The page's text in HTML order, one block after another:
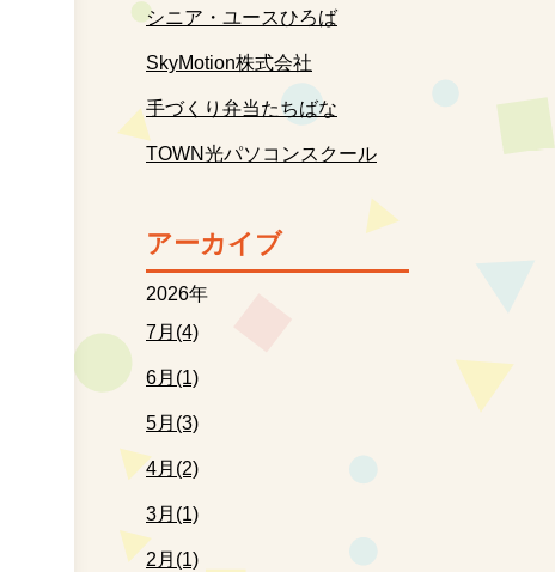
シニア・ユースひろば
SkyMotion株式会社
手づくり弁当たちばな
TOWN光パソコンスクール
アーカイブ
2026年
7月(4)
6月(1)
5月(3)
4月(2)
3月(1)
2月(1)